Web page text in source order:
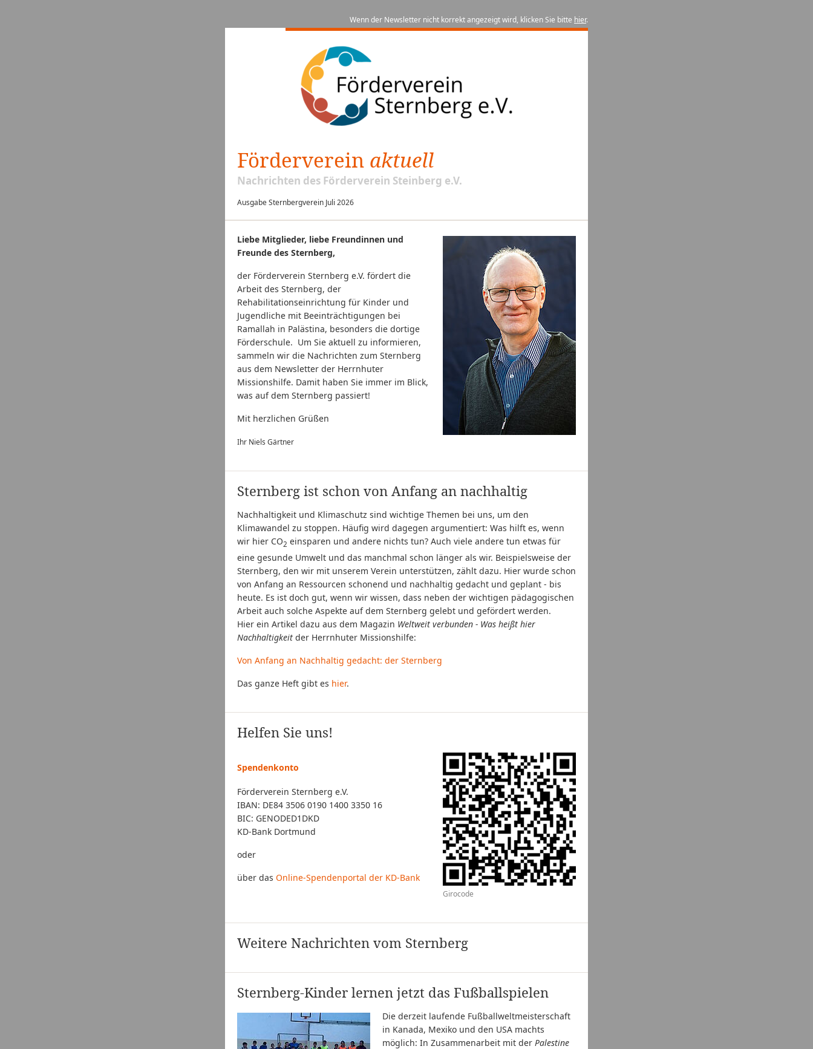
Wenn der Newsletter nicht korrekt angezeigt wird, klicken Sie bitte hier.
Förderverein aktuell
Nachrichten des Förderverein Steinberg e.V.
Ausgabe Sternbergverein Juli 2026
Liebe Mitglieder, liebe Freundinnen und
Freunde des Sternberg,
der Förderverein Sternberg e.V. fördert die
Arbeit des Sternberg, der
Rehabilitationseinrichtung für Kinder und
Jugendliche mit Beeinträchtigungen bei
Ramallah in Palästina, besonders die dortige
Förderschule. Um Sie aktuell zu informieren,
sammeln wir die Nachrichten zum Sternberg
aus dem Newsletter der Herrnhuter
Missionshilfe. Damit haben Sie immer im Blick,
was auf dem Sternberg passiert!
Mit herzlichen Grüßen
Ihr Niels Gärtner
Sternberg ist schon von Anfang an nachhaltig
Nachhaltigkeit und Klimaschutz sind wichtige Themen bei uns, um den
Klimawandel zu stoppen. Häufig wird dagegen argumentiert: Was hilft es, wenn
wir hier CO2 einsparen und andere nichts tun? Auch viele andere tun etwas für
eine gesunde Umwelt und das manchmal schon länger als wir. Beispielsweise der
Sternberg, den wir mit unserem Verein unterstützen, zählt dazu. Hier wurde schon
von Anfang an Ressourcen schonend und nachhaltig gedacht und geplant - bis
heute. Es ist doch gut, wenn wir wissen, dass neben der wichtigen pädagogischen
Arbeit auch solche Aspekte auf dem Sternberg gelebt und gefördert werden.
Hier ein Artikel dazu aus dem Magazin Weltweit verbunden - Was heißt hier
Nachhaltigkeit der Herrnhuter Missionshilfe:
Von Anfang an Nachhaltig gedacht: der Sternberg
Das ganze Heft gibt es hier.
Helfen Sie uns!
Girocode
Spendenkonto
Förderverein Sternberg e.V.
IBAN: DE84 3506 0190 1400 3350 16
BIC: GENODED1DKD
KD-Bank Dortmund
oder
über das Online-Spendenportal der KD-Bank
Weitere Nachrichten vom Sternberg
Sternberg-Kinder lernen jetzt das Fußballspielen
Die derzeit laufende Fußballweltmeisterschaft
in Kanada, Mexiko und den USA machts
möglich: In Zusammenarbeit mit der Palestine